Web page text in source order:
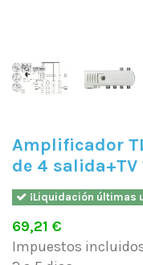
Amplificador
de 4 salida+TV
¡Liquidación últimas
69,21 €
Impuestos